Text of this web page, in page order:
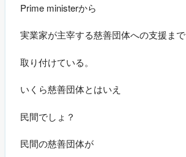
Prime ministerから
実業家が主宰する慈善団体への支援まで
取り付けている。
いくら慈善団体とはいえ
民間でしょ？
民間の慈善団体が